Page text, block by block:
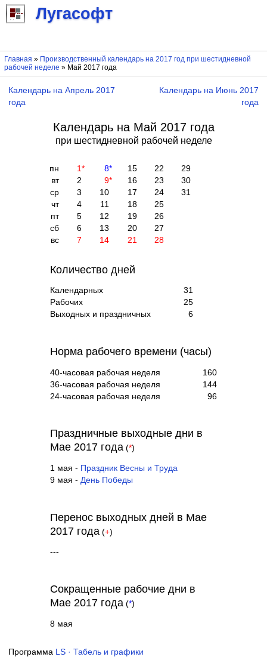
Лугасофт
Главная » Производственный календарь на 2017 год при шестидневной
рабочей неделе » Май 2017 года
Календарь на Апрель 2017
года
Календарь на Июнь 2017
года
Календарь на Май 2017 года
при шестидневной рабочей неделе
пн 1* 8* 15 22
29
вт
2 9* 16 23
30
ср
3 10 17 24
31
чт
4 11 18
25
пт
5 12 19
26
сб
6 13 20
27
вс
7 14 21 28
Количество дней
Календарных
31
Рабочих
25
Выходных и праздничных
6
Норма рабочего времени (часы)
40-часовая рабочая неделя
160
36-часовая рабочая неделя
144
24-часовая рабочая неделя
96
Праздничные выходные дни в
Мае 2017 года (*)
1 мая - Праздник Весны и Труда
9 мая - День Победы
Перенос выходных дней в Мае
2017 года (+)
---
Сокращенные рабочие дни в
Мае 2017 года (*)
8 мая
Программа LS · Табель и графики